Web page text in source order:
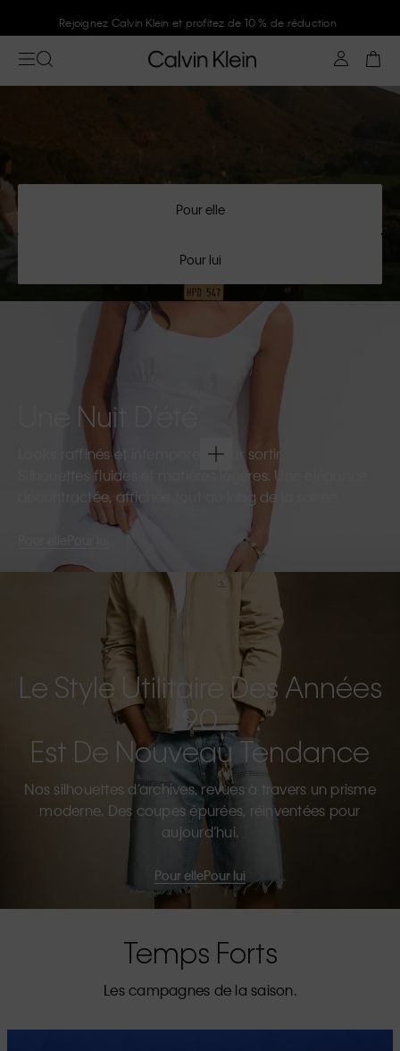
Rejoignez Calvin Klein et profitez de 10 % de réduction
Pour elle
Pour lui
Une Nuit D’été
Looks raffinés et intemporels pour sortir.
Silhouettes fluides et matières légères. Une élégance
décontractée, affichée tout au long de la soirée.
Le Style Utilitaire Des Années
90
Est De Nouveau Tendance
Nos silhouettes d’archives, revues à travers un prisme
moderne. Des coupes épurées, réinventées pour
aujourd’hui.
Pour ellePour lui
Temps Forts
Les campagnes de la saison.